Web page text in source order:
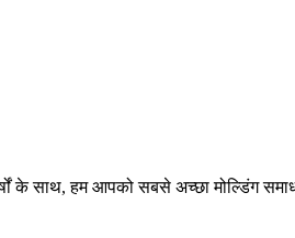
साथ, हम आपको सबसे अच्छा मोल्डिंग